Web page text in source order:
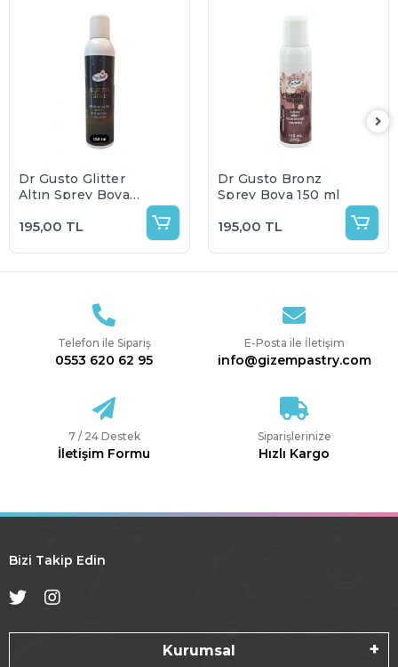
Dr Gusto Glitter
Altın Sprey Boya
195,00 TL
Dr Gusto Bronz
Sprey Boya 150 ml
195,00 TL
Telefon ile Sipariş
0553 620 62 95
E-Posta ile İletişim
info@gizempastry.com
7 / 24 Destek
İletişim Formu
Siparişlerinize
Hızlı Kargo
Bizi Takip Edin
Kurumsal